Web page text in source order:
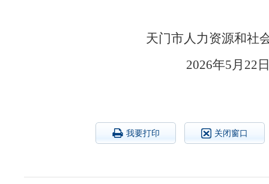
天门市人力资源和
2026年
我要打印 关闭窗口